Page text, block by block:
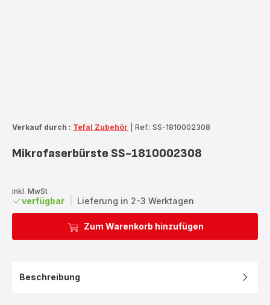
Verkauf durch : Tefal Zubehör Ref.: SS-1810002308
Mikrofaserbürste SS-1810002308
inkl. MwSt
verfügbar Lieferung in 2-3 Werktagen
Zum Warenkorb hinzufügen
Beschreibung